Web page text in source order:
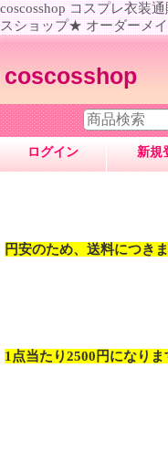
coscosshop コスプレ衣装
スショップ★ オーダーメ
coscosshop
ログイン 新規
円安のため、送料につき
1点当たり2500円になり